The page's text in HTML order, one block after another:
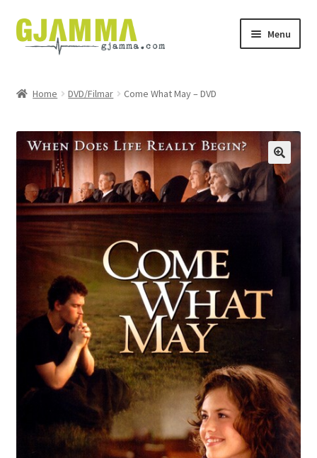
Skip
to
Skip
to
Menu
Keypskurv
Kassi
Mín brúkari
Keypstreytir
Privatlívspolitikkur
Home DVD/Filmar Come What May – DVD